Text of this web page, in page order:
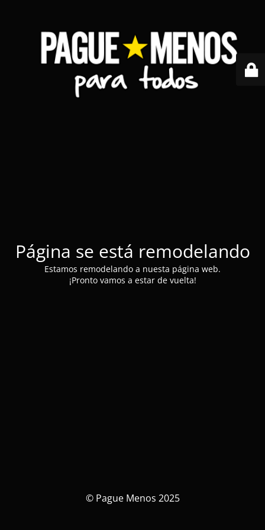
Página se está remodelando
Estamos remodelando a nuesta página web.
¡Pronto vamos a estar de vuelta!
© Pague Menos 2025